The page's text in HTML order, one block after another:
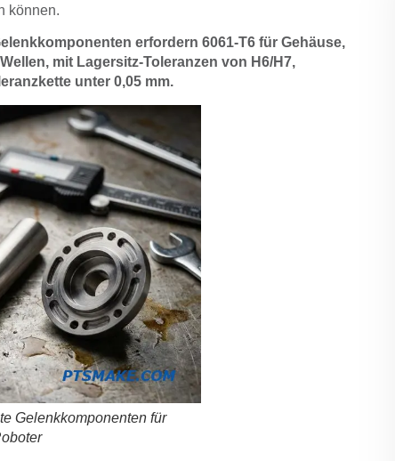
können.
erfordern 6061-T6 für Gehäuse,
mit Lagersitz-Toleranzen von H6/H7,
unter 0,05 mm.
Gelenkkomponenten für